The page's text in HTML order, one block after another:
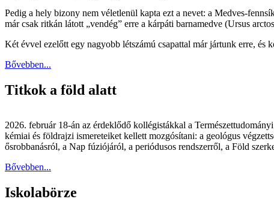
Pedig a hely bizony nem véletlenül kapta ezt a nevet: a Medves-
már csak ritkán látott „vendég” erre a kárpáti barnamedve (Ursus
Két évvel ezelőtt egy nagyobb létszámú csapattal már jártunk erre,
Bővebben...
Titkok a föld alatt
2026. február 18-án az érdeklődő kollégistákkal a
kémiai és földrajzi ismereteiket kellett mozgósítani: a geológus
ősrobbanásról, a Nap fúziójáról, a periódusos rendszerről, a Föld
Bővebben...
Iskolabörze